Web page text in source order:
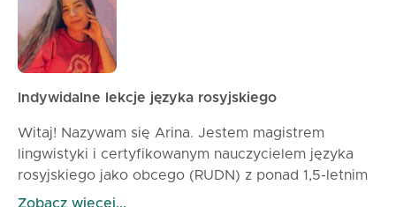
Indywidalne lekcje języka rosyjskiego
Witaj! Nazywam się Arina. Jestem magistrem
lingwistyki i certyfikowanym nauczycielem języka
rosyjskiego jako obcego (RUDN) z ponad 1,5-letnim
doświadczeniem w nauczaniu online. Pracowałam ze
Zobacz więcej...